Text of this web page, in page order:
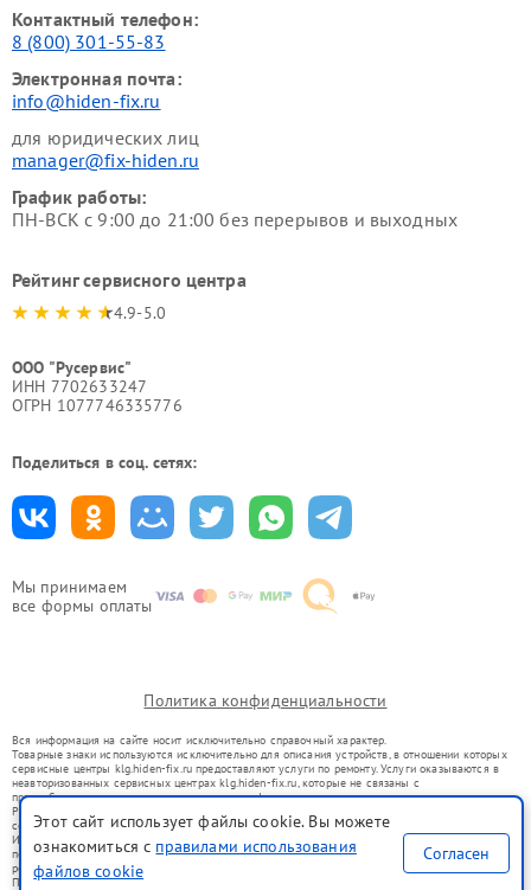
Мы принимаем
все формы оплаты
Контактный телефон:
8 (800) 301-55-83
Электронная почта:
info@hiden-fix.ru
для юридических лиц
manager@fix-hiden.ru
График работы:
ПН-ВСК с 9:00 до 21:00 без перерывов и выходных
Рейтинг сервисного центра
4.9-5.0
ООО "Русервис"
ИНН 7702633247
ОГРН 1077746335776
Поделиться в соц. сетях:
Политика конфиденциальности
Вся информация на сайте носит исключительно справочный характер.
Товарные знаки используются исключительно для описания устройств, в отношении которых
сервисные центры klg.hiden-fix.ru предоставляют услуги по ремонту. Услуги оказываются в
неавторизованных сервисных центрах klg.hiden-fix.ru, которые не связаны с
правообладателями товарных знаков или их официальными представителями.
Ремонт осуществляется для устройств, уже введенных в гражданский оборот в соответствии
со статьей 1487 ГК РФ.
Использование товарных знаков не преследует цели индивидуализации услуг или введения
потребителей в заблуждение, а служит для информирования о предоставляемых услугах по
ремонту техники указанных брендов.
Представленная на сайте информация не является публичной офертой, определяемой
Этот сайт использует файлы cookie. Вы можете
ознакомиться с правилами использования
файлов cookie
Согласен